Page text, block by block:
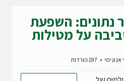
נתונים: השפעת
על מטילות
אנונימי